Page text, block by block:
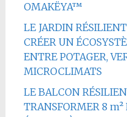
OMAKËYA™
LE JARDIN
CRÉER UN
ENTRE POTAGER,
MICROCLIMATS
LE BALCON
TRANSFORMER 8